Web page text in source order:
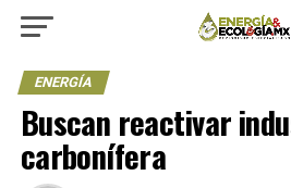
ENERGÍA
Buscan reactivar
carbonífera